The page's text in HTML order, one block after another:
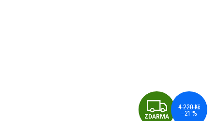
ZDARMA
4 220 Kč
–21 %